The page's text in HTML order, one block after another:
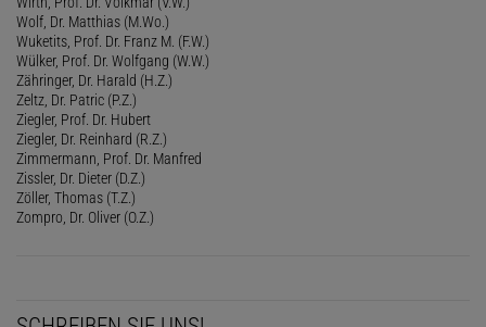
Wolf, Dr. Matthias (M.Wo.)
Wuketits, Prof. Dr. Franz M. (F.W.)
Wülker, Prof. Dr. Wolfgang (W.W.)
Zähringer, Dr. Harald (H.Z.)
Zeltz, Dr. Patric (P.Z.)
Ziegler, Prof. Dr. Hubert
Ziegler, Dr. Reinhard (R.Z.)
Zimmermann, Prof. Dr. Manfred
Zissler, Dr. Dieter (D.Z.)
Zöller, Thomas (T.Z.)
Zompro, Dr. Oliver (O.Z.)